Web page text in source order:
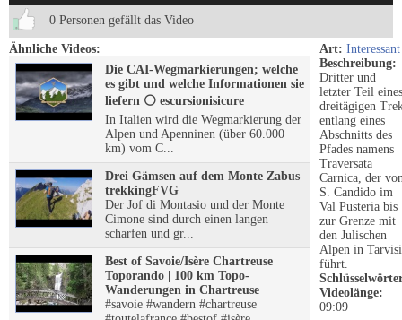
0 Personen gefällt das Video
Ähnliche Videos:
Die CAI-Wegmarkierungen; welche
es gibt und welche Informationen sie
liefern ⚪️ escursionisicure
In Italien wird die Wegmarkierung der
Alpen und Apenninen (über 60.000
km) vom C...
Drei Gämsen auf dem Monte Zabus
trekkingFVG
Der Jof di Montasio und der Monte
Cimone sind durch einen langen
scharfen und gr...
Best of Savoie/Isère Chartreuse
Toporando | 100 km Topo-
Wanderungen in Chartreuse
#savoie #wandern #chartreuse
Art: Interessant
Beschreibung:
Dritter und
letzter Teil eines
dreitägigen
entlang eines
Abschnitts des
Pfades namens
Traversata
Carnica, der
S. Candido im
Val Pusteria bis
zur Grenze mit
den Julischen
Alpen in
führt.
Videolänge:
09:09